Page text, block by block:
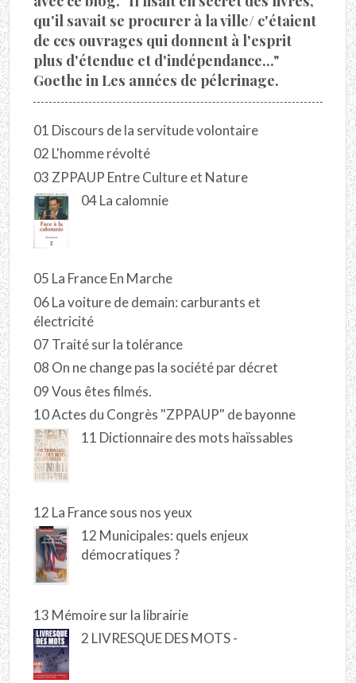
qu'il savait se procurer à la ville/ c'étaient
de ces ouvrages qui donnent à l'esprit
plus d'étendue et d'indépendance..."
Goethe in Les années de pélerinage.
01 Discours de la servitude volontaire
02 L'homme révolté
03 ZPPAUP Entre Culture et Nature
04 La calomnie
05 La France En Marche
06 La voiture de demain: carburants et
électricité
07 Traité sur la tolérance
08 On ne change pas la société par décret
09 Vous êtes filmés.
10 Actes du Congrès "ZPPAUP" de bayonne
11 Dictionnaire des mots haïssables
12 La France sous nos yeux
12 Municipales: quels enjeux
démocratiques ?
13 Mémoire sur la librairie
2 LIVRESQUE DES MOTS -